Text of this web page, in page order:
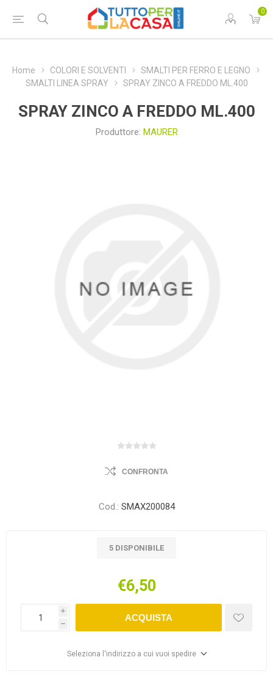
0
Home COLORI E SOLVENTI
SMALTI PER FERRO E LEGNO
SMALTI LINEA SPRAY
SPRAY ZINCO A FREDDO ML.400
SPRAY ZINCO A FREDDO ML.400
Produttore: MAURER
CONFRONTA
Cod.: SMAX200084
5 DISPONIBILE
€6,50
i
h
ACQUISTA
Seleziona l'indirizzo a cui vuoi spedire